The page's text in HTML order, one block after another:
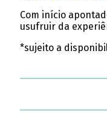
Com início
usufruir da
*sujeito a